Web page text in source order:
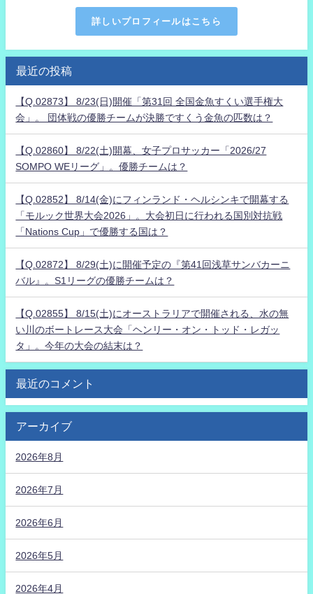
詳しいプロフィールはこちら
最近の投稿
【Q.02873】 8/23(日)開催「第31回 全国金魚すくい選手権大
会」。 団体戦の優勝チームが決勝ですくう金魚の匹数は？
【Q.02860】 8/22(土)開幕、女子プロサッカー「2026/27
SOMPO WEリーグ」。優勝チームは？
【Q.02852】 8/14(金)にフィンランド・ヘルシンキで開幕する
「モルック世界大会2026」。大会初日に行われる国別対抗戦
「Nations Cup」で優勝する国は？
【Q.02872】 8/29(土)に開催予定の『第41回浅草サンバカーニ
バル』。S1リーグの優勝チームは？
【Q.02855】 8/15(土)にオーストラリアで開催される、水の無
い川のボートレース大会「ヘンリー・オン・トッド・レガッ
タ」。今年の大会の結末は？
最近のコメント
アーカイブ
2026年8月
2026年7月
2026年6月
2026年5月
2026年4月